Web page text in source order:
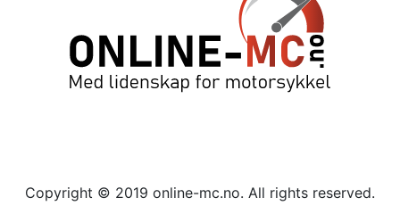
Copyright © 2019 online-mc.no. All rights reserved.